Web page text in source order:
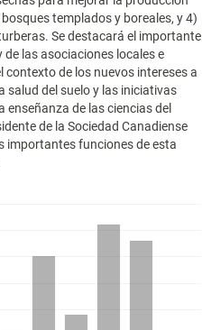
templados y boreales, y 4)
Se destacará el importante
las asociaciones locales e
de los nuevos intereses a
salud del suelo y las iniciativas
de las ciencias del
de la Sociedad Canadiense
importantes funciones de esta